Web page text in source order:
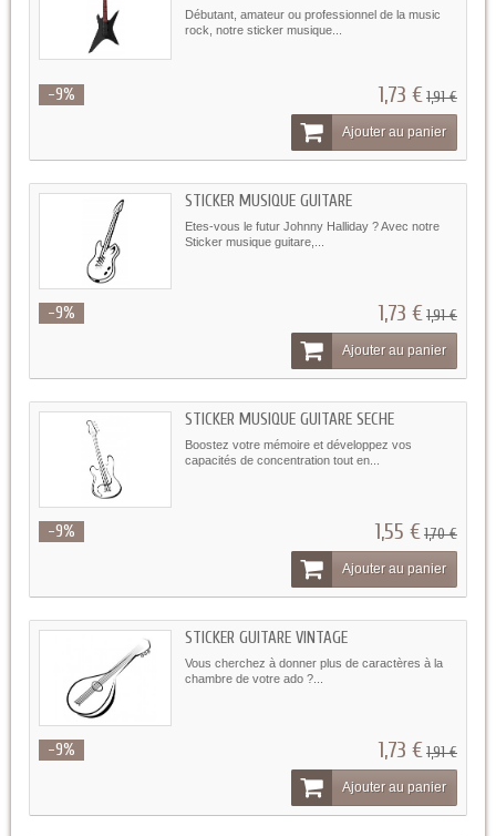
Débutant, amateur ou professionnel de la music
rock, notre sticker musique...
-9% 1,73 € 1,91 €
Ajouter au panier
STICKER MUSIQUE GUITARE
Etes-vous le futur Johnny Halliday ? Avec notre
Sticker musique guitare,...
-9% 1,73 €1,91 €
Ajouter au panier
STICKER MUSIQUE GUITARE SECHE
Boostez votre mémoire et développez vos
capacités de concentration tout en...
-9% 1,55 €1,70 €
Ajouter au panier
STICKER GUITARE VINTAGE
Vous cherchez à donner plus de caractères à la
chambre de votre ado ?...
-9% 1,73 €1,91 €
Ajouter au panier